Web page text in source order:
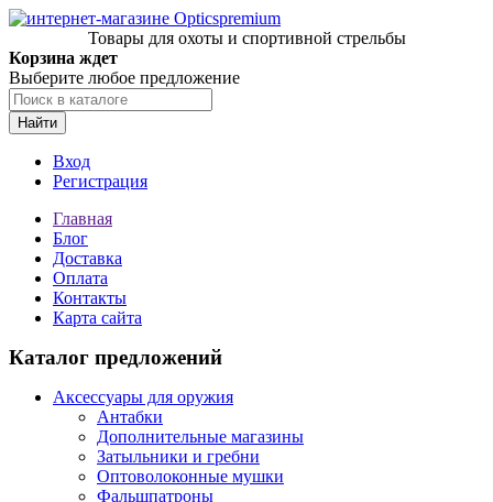
Товары для охоты и спортивной стрельбы
Корзина ждет
Выберите любое предложение
Найти
Вход
Регистрация
Главная
Блог
Доставка
Оплата
Контакты
Карта сайта
Каталог предложений
Аксессуары для оружия
Антабки
Дополнительные магазины
Затыльники и гребни
Оптоволоконные мушки
Фальшпатроны